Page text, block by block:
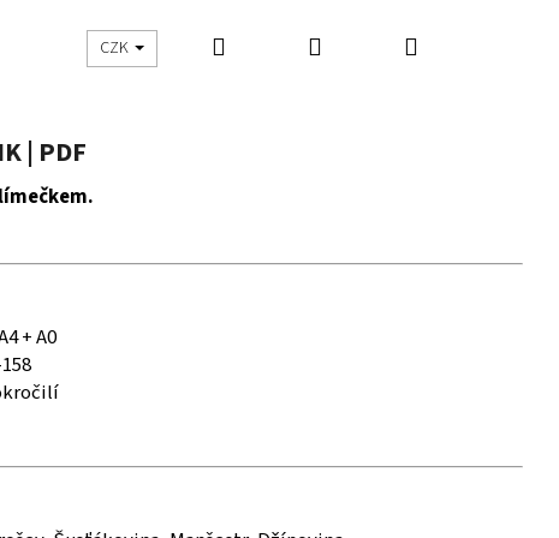
ŠIJEME S DNES ŠIJU
CZK Hledat PřihlášeníNákupní
| PDF
+ A0